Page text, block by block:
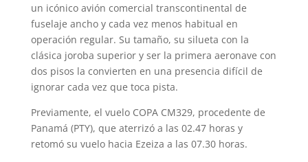
un icónico avión comercial transcontinental de
fuselaje ancho y cada vez menos habitual en
operación regular. Su tamaño, su silueta con la
clásica joroba superior y ser la primera aeronave con
dos pisos la convierten en una presencia difícil de
ignorar cada vez que toca pista.
Previamente, el vuelo COPA CM329, procedente de
Panamá (PTY), que aterrizó a las 02.47 horas y
retomó su vuelo hacia Ezeiza a las 07.30 horas.